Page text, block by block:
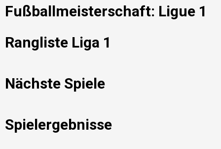
Fußballmeisterschaft: Ligue 1
Rangliste Liga 1
Nächste Spiele
Spielergebnisse